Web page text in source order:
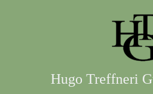
Hugo Treffneri